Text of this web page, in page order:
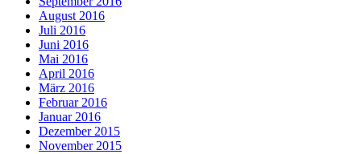
August 2016
Juli 2016
Juni 2016
Mai 2016
April 2016
März 2016
Februar 2016
Januar 2016
Dezember 2015
November 2015